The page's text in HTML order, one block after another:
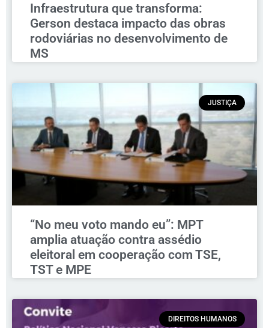
Infraestrutura que transforma:
Gerson destaca impacto das obras
rodoviárias no desenvolvimento de
MS
JUSTIÇA
“No meu voto mando eu”: MPT
amplia atuação contra assédio
eleitoral em cooperação com TSE,
TST e MPE
DIREITOS HUMANOS